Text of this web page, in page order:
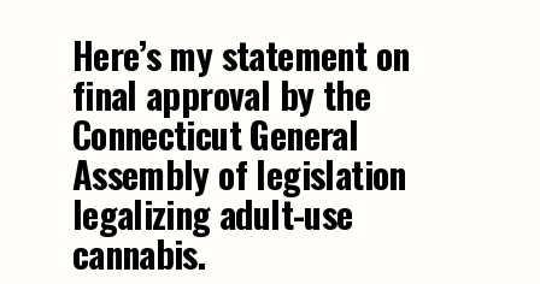
Here’s my statement on
final approval by the
Connecticut General
Assembly of legislation
legalizing adult-use
cannabis.